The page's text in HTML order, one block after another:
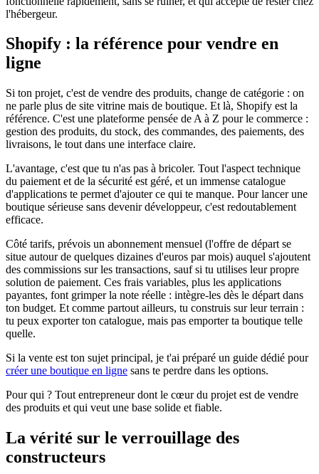
l'hébergeur.
Shopify : la référence pour vendre en
ligne
Si ton projet, c'est de vendre des produits, change de catégorie : on
ne parle plus de site vitrine mais de boutique. Et là, Shopify est la
référence. C'est une plateforme pensée de A à Z pour le commerce :
gestion des produits, du stock, des commandes, des paiements, des
livraisons, le tout dans une interface claire.
L'avantage, c'est que tu n'as pas à bricoler. Tout l'aspect technique
du paiement et de la sécurité est géré, et un immense catalogue
d'applications te permet d'ajouter ce qui te manque. Pour lancer une
boutique sérieuse sans devenir développeur, c'est redoutablement
efficace.
Côté tarifs, prévois un abonnement mensuel (l'offre de départ se
situe autour de quelques dizaines d'euros par mois) auquel s'ajoutent
des commissions sur les transactions, sauf si tu utilises leur propre
solution de paiement. Ces frais variables, plus les applications
payantes, font grimper la note réelle : intègre-les dès le départ dans
ton budget. Et comme partout ailleurs, tu construis sur leur terrain :
tu peux exporter ton catalogue, mais pas emporter ta boutique telle
quelle.
Si la vente est ton sujet principal, je t'ai préparé un guide dédié pour
créer une boutique en ligne sans te perdre dans les options.
Pour qui ? Tout entrepreneur dont le cœur du projet est de vendre
des produits et qui veut une base solide et fiable.
La vérité sur le verrouillage des
constructeurs